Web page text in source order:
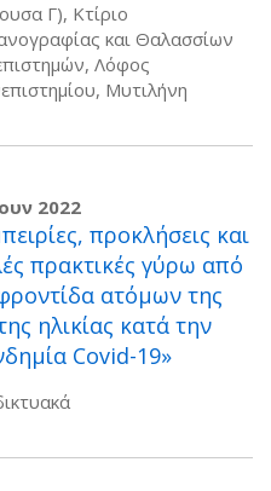
Γ), Κτίριο
και Θαλασσίων
Λόφος
Μυτιλήνη
2022
προκλήσεις και
πρακτικές γύρω από
ατόμων της
ηλικίας κατά την
Covid-19»